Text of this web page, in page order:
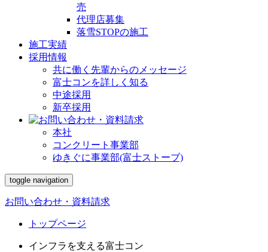
売
代理店募集
落雪STOPの施工
施工実績
採用情報
共に働く先輩からのメッセージ
富士コンを詳しく知る
中途採用
新卒採用
本社
コンクリート事業部
ゆきぐに事業部(富士ストーブ)
toggle navigation
お問い合わせ・資料請求
トップページ
インフラを支える富士コン